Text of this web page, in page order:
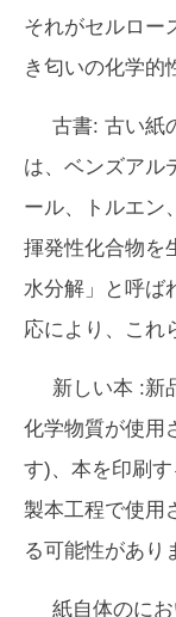
それがセルロー
き匂いの化学的
古書: 古い紙
は、 ベンズアル
ール、トルエン
揮発性化合物を
水分解」と呼ば
応により、これ
新しい本 :新
化学物質が使用
す)、本を印刷
製本工程で使用
る可能性があり
紙自体のに